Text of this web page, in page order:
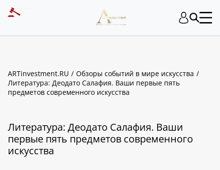
ARTinvestment.RU
Обзоры событий в мире искусства
Литература: Деодато Салафия. Ваши первые пять
предметов современного искусства
Литература: Деодато Салафия. Ваши
первые пять предметов современного
искусства